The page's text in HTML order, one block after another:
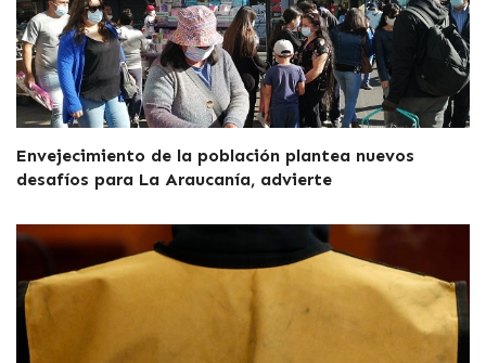
Envejecimiento de la población plantea nuevos
desafíos para La Araucanía, advierte